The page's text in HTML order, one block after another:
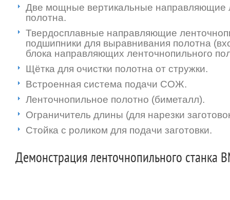
Две мощные вертикальные направляющие
полотна.
Твердосплавные направляющие
подшипники для выравнивания полотна
блока направляющих ленточнопильного
Щётка для очистки полотна от стружки.
Встроенная система подачи СОЖ.
Ленточнопильное полотно (биметалл).
Ограничитель длины (для нарезки
Стойка с роликом для подачи заготовки.
Демонстрация ленточнопильного станка